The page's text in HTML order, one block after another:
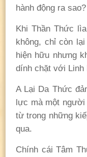
hành động ra sao?
Khi Thần Thức
không, chỉ còn
hiện hữu nhưng
dính chặt với Linh
A Lại Da Thức
lực mà một người
từ trong những
qua.
Chính cái Tâm